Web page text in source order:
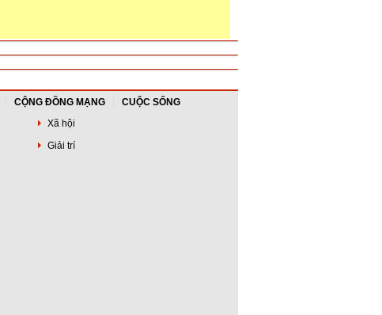
CỘNG ĐỒNG MẠNG
CUỘC SỐNG
Xã hội
Giải trí